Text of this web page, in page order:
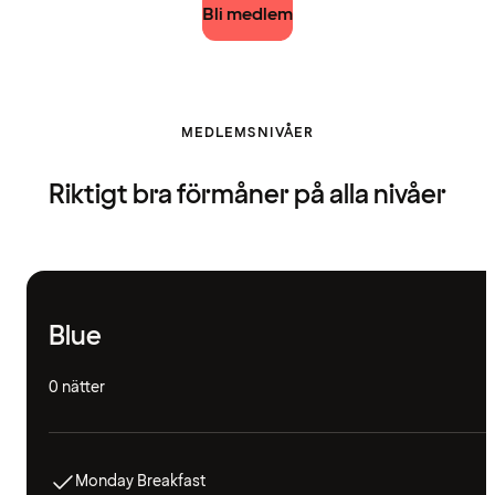
Bli medlem
MEDLEMSNIVÅER
Riktigt bra förmåner på alla nivåer
Blue
0 nätter
Monday Breakfast